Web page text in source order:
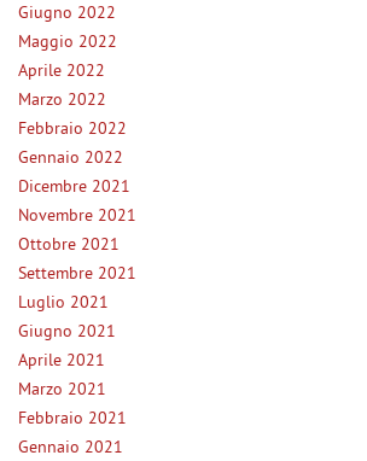
Giugno 2022
Maggio 2022
Aprile 2022
Marzo 2022
Febbraio 2022
Gennaio 2022
Dicembre 2021
Novembre 2021
Ottobre 2021
Settembre 2021
Luglio 2021
Giugno 2021
Aprile 2021
Marzo 2021
Febbraio 2021
Gennaio 2021
Salva
le
impostazioni